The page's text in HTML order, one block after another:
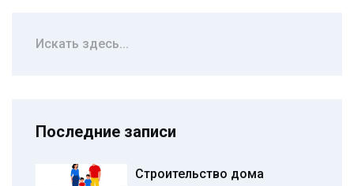
Последние записи
Строительство дома